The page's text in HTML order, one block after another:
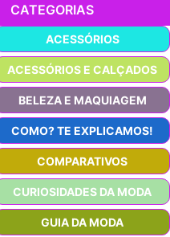
CATEGORIAS
ACESSÓRIOS
ACESSÓRIOS E CALÇADOS
BELEZA E MAQUIAGEM
COMO? TE EXPLICAMOS!
COMPARATIVOS
CURIOSIDADES DA MODA
GUIA DA MODA